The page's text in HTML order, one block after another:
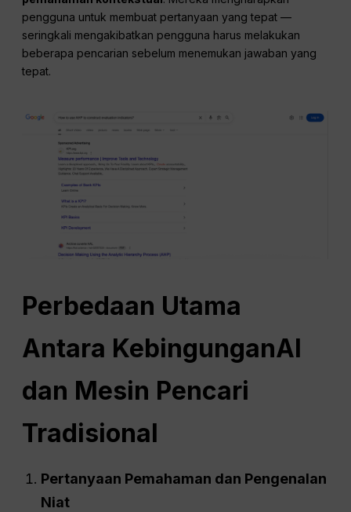
pengguna untuk membuat pertanyaan yang tepat —
seringkali mengakibatkan pengguna harus melakukan
beberapa pencarian sebelum menemukan jawaban yang
tepat.
Perbedaan Utama
Antara KebingunganAI
dan Mesin Pencari
Tradisional
Pertanyaan Pemahaman dan Pengenalan
Niat